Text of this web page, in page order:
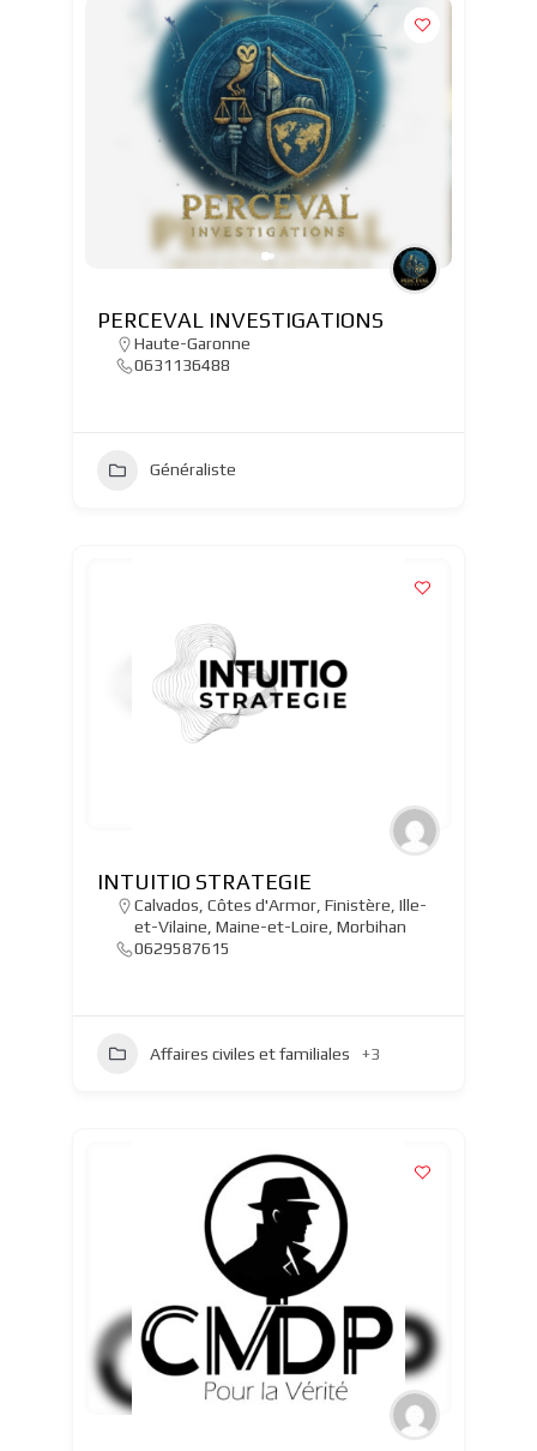
PERCEVAL INVESTIGATIONS
Haute-Garonne
0631136488
Généraliste
INTUITIO STRATEGIE
Calvados Côtes d'Armor, Finistère Ille-
et-Vilaine Maine-et-Loire Morbihan
0629587615
Affaires civiles et familiales +3